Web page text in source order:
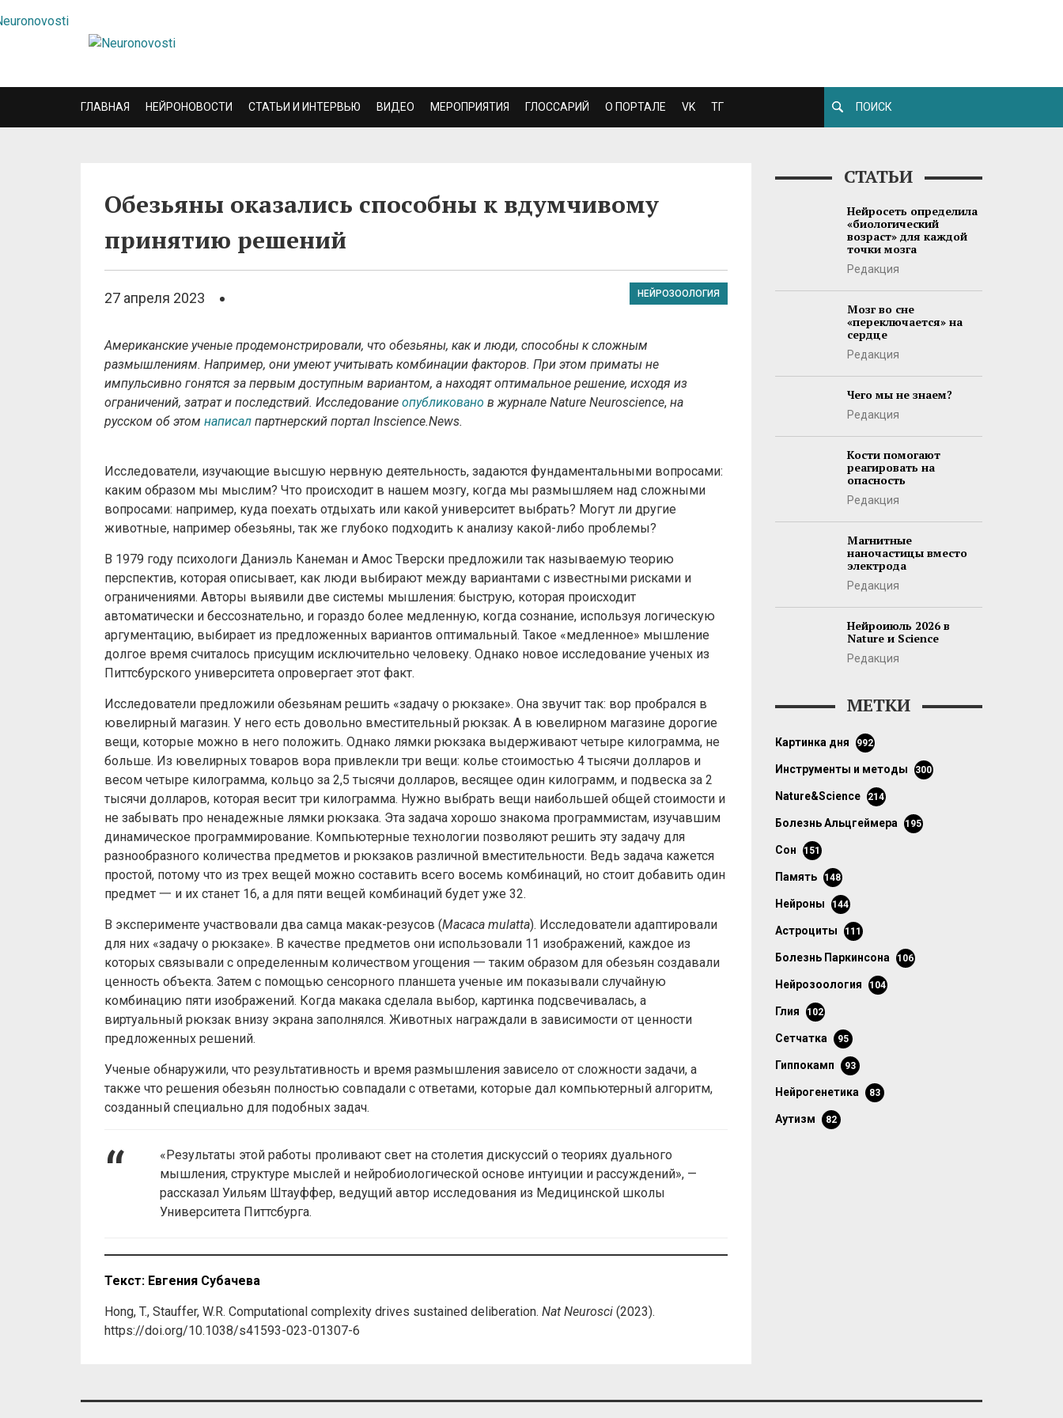
ГЛАВНАЯ НЕЙРОНОВОСТИ СТАТЬИ И ИНТЕРВЬЮ ВИДЕО МЕРОПРИЯТИЯ ГЛОССАРИЙ О ПОРТАЛЕ VK ТГ
Обезьяны оказались способны к вдумчивому
принятию решений
27 апреля 2023 НЕЙРОЗООЛОГИЯ
Американские ученые продемонстрировали, что обезьяны, как и люди, способны к сложным
размышлениям. Например, они умеют учитывать комбинации факторов. При этом приматы не
импульсивно гонятся за первым доступным вариантом, а находят оптимальное решение, исходя из
ограничений, затрат и последствий. Исследование опубликовано в журнале Nature Neuroscience, на
русском об этом написал партнерский портал Inscience.News.
Исследователи, изучающие высшую нервную деятельность, задаются фундаментальными вопросами:
каким образом мы мыслим? Что происходит в нашем мозгу, когда мы размышляем над сложными
вопросами: например, куда поехать отдыхать или какой университет выбрать? Могут ли другие
животные, например обезьяны, так же глубоко подходить к анализу какой-либо проблемы?
В 1979 году психологи Даниэль Канеман и Амос Тверски предложили так называемую теорию
перспектив, которая описывает, как люди выбирают между вариантами с известными рисками и
ограничениями. Авторы выявили две системы мышления: быструю, которая происходит
автоматически и бессознательно, и гораздо более медленную, когда сознание, используя логическую
аргументацию, выбирает из предложенных вариантов оптимальный. Такое «медленное» мышление
долгое время считалось присущим исключительно человеку. Однако новое исследование ученых из
Питтсбурского университета опровергает этот факт.
Исследователи предложили обезьянам решить «задачу о рюкзаке». Она звучит так: вор пробрался в
ювелирный магазин. У него есть довольно вместительный рюкзак. А в ювелирном магазине дорогие
вещи, которые можно в него положить. Однако лямки рюкзака выдерживают четыре килограмма, не
больше. Из ювелирных товаров вора привлекли три вещи: колье стоимостью 4 тысячи долларов и
весом четыре килограмма, кольцо за 2,5 тысячи долларов, весящее один килограмм, и подвеска за 2
тысячи долларов, которая весит три килограмма. Нужно выбрать вещи наибольшей общей стоимости и
не забывать про ненадежные лямки рюкзака. Эта задача хорошо знакома программистам, изучавшим
динамическое программирование. Компьютерные технологии позволяют решить эту задачу для
разнообразного количества предметов и рюкзаков различной вместительности. Ведь задача кажется
простой, потому что из трех вещей можно составить всего восемь комбинаций, но стоит добавить один
предмет 一 и их станет 16, а для пяти вещей комбинаций будет уже 32.
В эксперименте участвовали два самца макак-резусов (Macaca mulatta). Исследователи адаптировали
для них «задачу о рюкзаке». В качестве предметов они использовали 11 изображений, каждое из
которых связывали с определенным количеством угощения 一 таким образом для обезьян создавали
ценность объекта. Затем с помощью сенсорного планшета ученые им показывали случайную
комбинацию пяти изображений. Когда макака сделала выбор, картинка подсвечивалась, а
виртуальный рюкзак внизу экрана заполнялся. Животных награждали в зависимости от ценности
предложенных решений.
Ученые обнаружили, что результативность и время размышления зависело от сложности задачи, а
также что решения обезьян полностью совпадали с ответами, которые дал компьютерный алгоритм,
созданный специально для подобных задач.
«Результаты этой работы проливают свет на столетия дискуссий о теориях дуального
мышления, структуре мыслей и нейробиологической основе интуиции и рассуждений», —
рассказал Уильям Штауффер, ведущий автор исследования из Медицинской школы
Университета Питтсбурга.
Текст: Евгения Субачева
Hong, T., Stauffer, W.R. Computational complexity drives sustained deliberation. Nat Neurosci (2023).
https://doi.org/10.1038/s41593-023-01307-6
СТАТЬИ
Нейросеть определила
«биологический
возраст» для каждой
точки мозга
Редакция
Мозг во сне
«переключается» на
сердце
Редакция
Чего мы не знаем?
Редакция
Кости помогают
реагировать на
опасность
Редакция
Магнитные
наночастицы вместо
электрода
Редакция
Нейроиюль 2026 в
Nature и Science
Редакция
МЕТКИ
картинка дня 992
инструменты и методы 300
Nature&Science 214
болезнь Альцгеймера 195
сон 151
память 148
нейроны 144
астроциты 111
болезнь Паркинсона 106
нейрозоология 104
глия 102
сетчатка 95
гиппокамп 93
нейрогенетика 83
аутизм 82